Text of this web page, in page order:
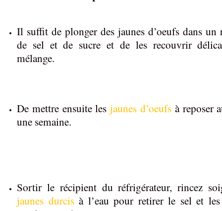
Il suffit de plonger des jaunes d’oeufs dans
de sel et de sucre et de les recouvrir
mélange.
De mettre ensuite lesjaunes d’oeufs à reposer
une semaine.
Sortir le récipient du réfrigérateur, rincez
jaunes durcis à l’eau pour retirer le sel et